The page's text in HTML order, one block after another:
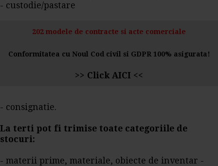
- custodie/pastare
202 modele de contracte si acte comerciale
Conformitatea cu Noul Cod civil si GDPR 100% asigurata!
>> Click AICI <<
- consignatie.
La terti pot fi trimise toate categoriile de
stocuri:
- materii prime, materiale, obiecte de inventar -